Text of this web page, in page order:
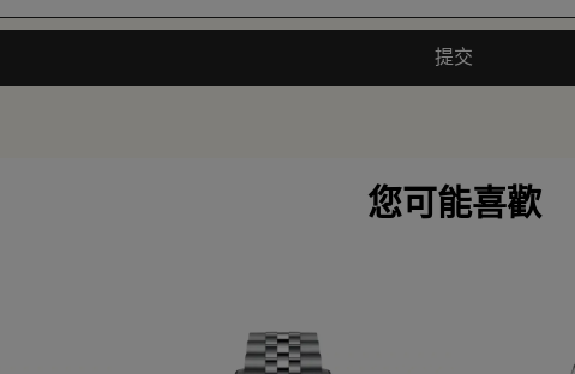
提交
您可能喜歡